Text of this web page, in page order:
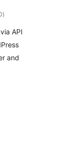
tổng
đánh
)
API
and